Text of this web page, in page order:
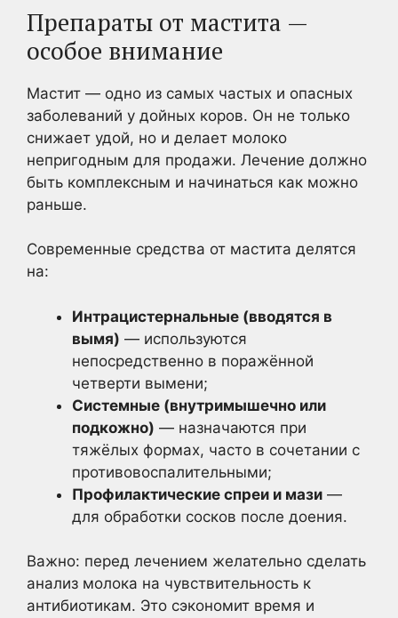
Препараты от мастита —
особое внимание
Мастит — одно из самых частых и опасных
заболеваний у дойных коров. Он не только
снижает удой, но и делает молоко
непригодным для продажи. Лечение должно
быть комплексным и начинаться как можно
раньше.
Современные средства от мастита делятся
на:
Интрацистернальные (вводятся в
вымя) — используются
непосредственно в поражённой
четверти вымени;
Системные (внутримышечно или
подкожно) — назначаются при
тяжёлых формах, часто в сочетании с
противовоспалительными;
Профилактические спреи и мази —
для обработки сосков после доения.
Важно: перед лечением желательно сделать
анализ молока на чувствительность к
антибиотикам. Это сэкономит время и